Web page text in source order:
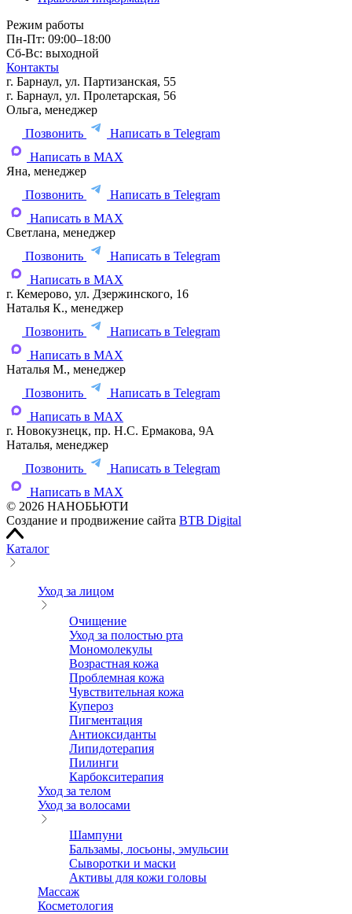
Режим работы
Пн-Пт: 09:00–18:00
Сб-Вс: выходной
Контакты
г. Барнаул, ул. Партизанская, 55
г. Барнаул, ул. Пролетарская, 56
Ольга, менеджер
Позвонить
Написать в Telegram
Написать в MAX
Яна, менеджер
Позвонить
Написать в Telegram
Написать в MAX
Светлана, менеджер
Позвонить
Написать в Telegram
Написать в MAX
г. Кемерово, ул. Дзержинского, 16
Наталья К., менеджер
Позвонить
Написать в Telegram
Написать в MAX
Наталья М., менеджер
Позвонить
Написать в Telegram
Написать в MAX
г. Новокузнецк, пр. Н.С. Ермакова, 9А
Наталья, менеджер
Позвонить
Написать в Telegram
Написать в MAX
© 2026 НАНОБЬЮТИ
Создание и продвижение сайта BTB Digital
Каталог
Уход за лицом
Очищение
Уход за полостью рта
Мономолекулы
Возрастная кожа
Проблемная кожа
Чувствительная кожа
Купероз
Пигментация
Антиоксиданты
Липидотерапия
Пилинги
Карбокситерапия
Уход за телом
Уход за волосами
Шампуни
Бальзамы, лосьоны, эмульсии
Сыворотки и маски
Активы для кожи головы
Массаж
Косметология